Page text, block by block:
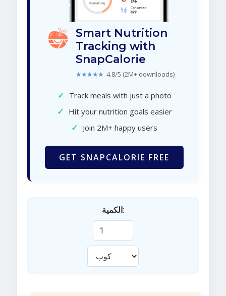
Smart Nutrition
Tracking with
SnapCalorie
★★★★★ 4.8/5 (2M+ downloads)
✓ Track meals with just a photo
✓ Hit your nutrition goals easier
✓ Join 2M+ happy users
GET SNAPCALORIE FREE
الكمية: